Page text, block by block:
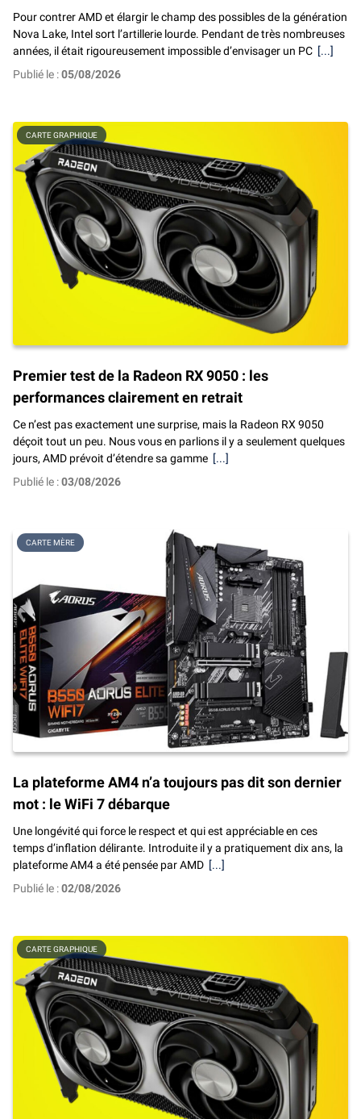
Pour contrer AMD et élargir le champ des possibles de la génération
Nova Lake, Intel sort l’artillerie lourde. Pendant de très nombreuses
années, il était rigoureusement impossible d’envisager un PC [...]
Publié le :05/08/2026
CARTE GRAPHIQUE
Premier test de la Radeon RX 9050 : les
performances clairement en retrait
Ce n’est pas exactement une surprise, mais la Radeon RX 9050
déçoit tout un peu. Nous vous en parlions il y a seulement quelques
jours, AMD prévoit d’étendre sa gamme [...]
Publié le :03/08/2026
CARTE MÈRE
La plateforme AM4 n’a toujours pas dit son dernier
mot : le WiFi 7 débarque
Une longévité qui force le respect et qui est appréciable en ces
temps d’inflation délirante. Introduite il y a pratiquement dix ans, la
plateforme AM4 a été pensée par AMD [...]
Publié le :02/08/2026
CARTE GRAPHIQUE